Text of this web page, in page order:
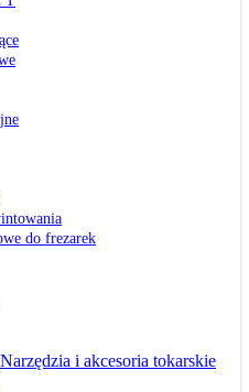
do frezarek
Narzędzia i akcesoria tokarskie